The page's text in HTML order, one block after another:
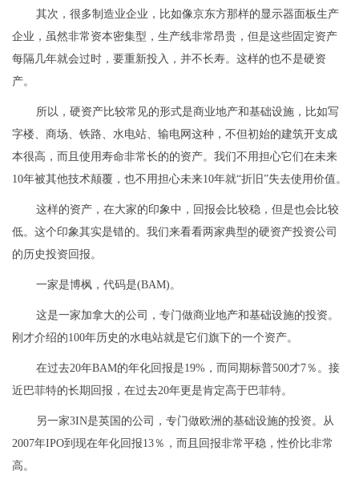
其次，很多制造业企业，比如像京东方那样的显示器面板生产
企业，虽然非常资本密集型，生产线非常昂贵，但是这些固定资产
每隔几年就会过时，要重新投入，并不长寿。这样的也不是硬资
产。
所以，硬资产比较常见的形式是商业地产和基础设施，比如写
字楼、商场、铁路、水电站、输电网这种，不但初始的建筑开支成
本很高，而且使用寿命非常长的的资产。我们不用担心它们在未来
10年被其他技术颠覆，也不用担心未来10年就“折旧”失去使用价值。
这样的资产，在大家的印象中，回报会比较稳，但是也会比较
低。这个印象其实是错的。我们来看看两家典型的硬资产投资公司
的历史投资回报。
一家是博枫，代码是(BAM)。
这是一家加拿大的公司，专门做商业地产和基础设施的投资。
刚才介绍的100年历史的水电站就是它们旗下的一个资产。
在过去20年BAM的年化回报是19%，而同期标普500才7％。接
近巴菲特的长期回报，在过去20年更是肯定高于巴菲特。
另一家3IN是英国的公司，专门做欧洲的基础设施的投资。从
2007年IPO到现在年化回报13％，而且回报非常平稳，性价比非常
高。